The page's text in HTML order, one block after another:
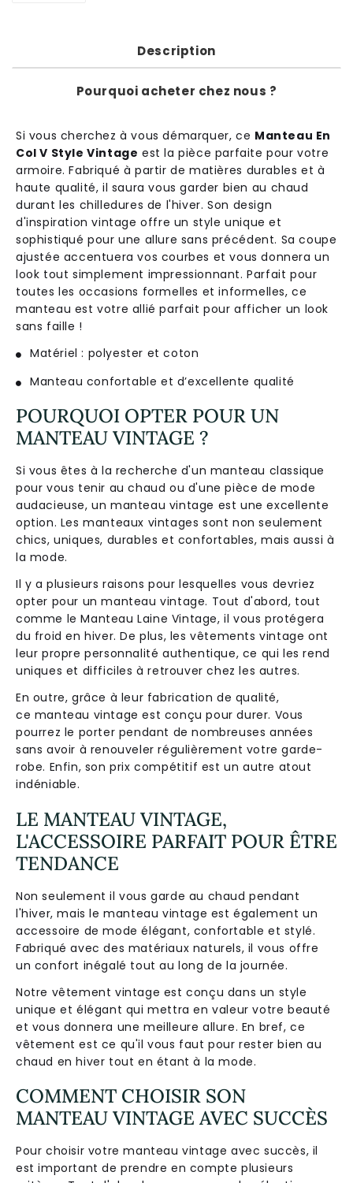
Description
Pourquoi acheter chez nous ?
Si vous cherchez à vous démarquer, ce Manteau En
Col V Style Vintage est la pièce parfaite pour votre
armoire. Fabriqué à partir de matières durables et à
haute qualité, il saura vous garder bien au chaud
durant les chilledures de l'hiver. Son design
d'inspiration vintage offre un style unique et
sophistiqué pour une allure sans précédent. Sa coupe
ajustée accentuera vos courbes et vous donnera un
look tout simplement impressionnant. Parfait pour
toutes les occasions formelles et informelles, ce
manteau est votre allié parfait pour afficher un look
sans faille !
Matériel : polyester et coton
Manteau confortable et d’excellente qualité
POURQUOI OPTER POUR UN
MANTEAU VINTAGE ?
Si vous êtes à la recherche d'un manteau classique
pour vous tenir au chaud ou d'une pièce de mode
audacieuse, un manteau vintage est une excellente
option. Les manteaux vintages sont non seulement
chics, uniques, durables et confortables, mais aussi à
la mode.
Il y a plusieurs raisons pour lesquelles vous devriez
opter pour un manteau vintage. Tout d'abord, tout
comme le Manteau Laine Vintage, il vous protégera
du froid en hiver. De plus, les vêtements vintage ont
leur propre personnalité authentique, ce qui les rend
uniques et difficiles à retrouver chez les autres.
En outre, grâce à leur fabrication de qualité,
ce manteau vintage est conçu pour durer. Vous
pourrez le porter pendant de nombreuses années
sans avoir à renouveler régulièrement votre garde-
robe. Enfin, son prix compétitif est un autre atout
indéniable.
LE MANTEAU VINTAGE,
L'ACCESSOIRE PARFAIT POUR ÊTRE
TENDANCE
Non seulement il vous garde au chaud pendant
l'hiver, mais le manteau vintage est également un
accessoire de mode élégant, confortable et stylé.
Fabriqué avec des matériaux naturels, il vous offre
un confort inégalé tout au long de la journée.
Notre vêtement vintage est conçu dans un style
unique et élégant qui mettra en valeur votre beauté
et vous donnera une meilleure allure. En bref, ce
vêtement est ce qu'il vous faut pour rester bien au
chaud en hiver tout en étant à la mode.
COMMENT CHOISIR SON
MANTEAU VINTAGE AVEC SUCCÈS
Pour choisir votre manteau vintage avec succès, il
est important de prendre en compte plusieurs